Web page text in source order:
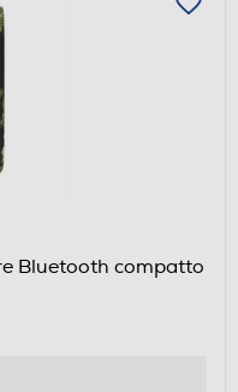
Bluetooth compatto